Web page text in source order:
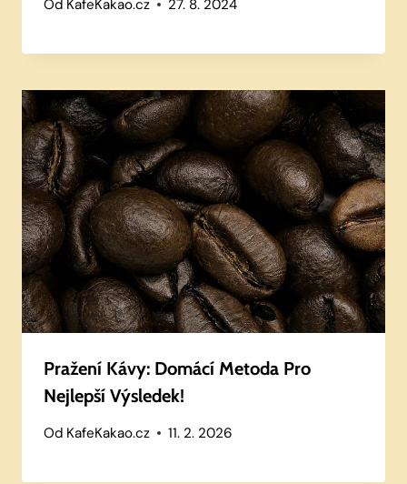
Od KafeKakao.cz 27. 8. 2024
Pražení Kávy: Domácí Metoda Pro
Nejlepší Výsledek!
Od KafeKakao.cz 11. 2. 2026